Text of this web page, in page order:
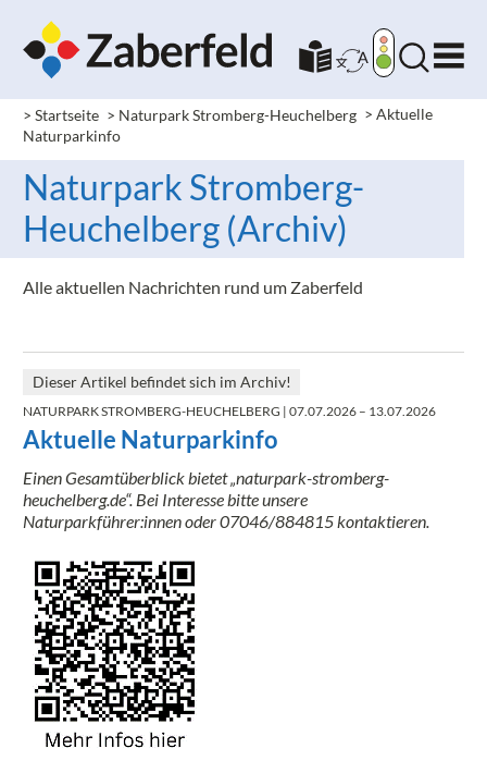
> Startseite > Naturpark Stromberg-Heuchelberg >Aktuelle
Naturparkinfo
Naturpark Stromberg-
Heuchelberg (Archiv)
Alle aktuellen Nachrichten rund um Zaberfeld
Dieser Artikel befindet sich im Archiv!
NATURPARK STROMBERG-HEUCHELBERG | 07.07.2026 – 13.07.2026
Aktuelle Naturparkinfo
Einen Gesamtüberblick bietet „naturpark-stromberg-
heuchelberg.de“. Bei Interesse bitte unsere
Naturparkführer:innen oder 07046/884815 kontaktieren.